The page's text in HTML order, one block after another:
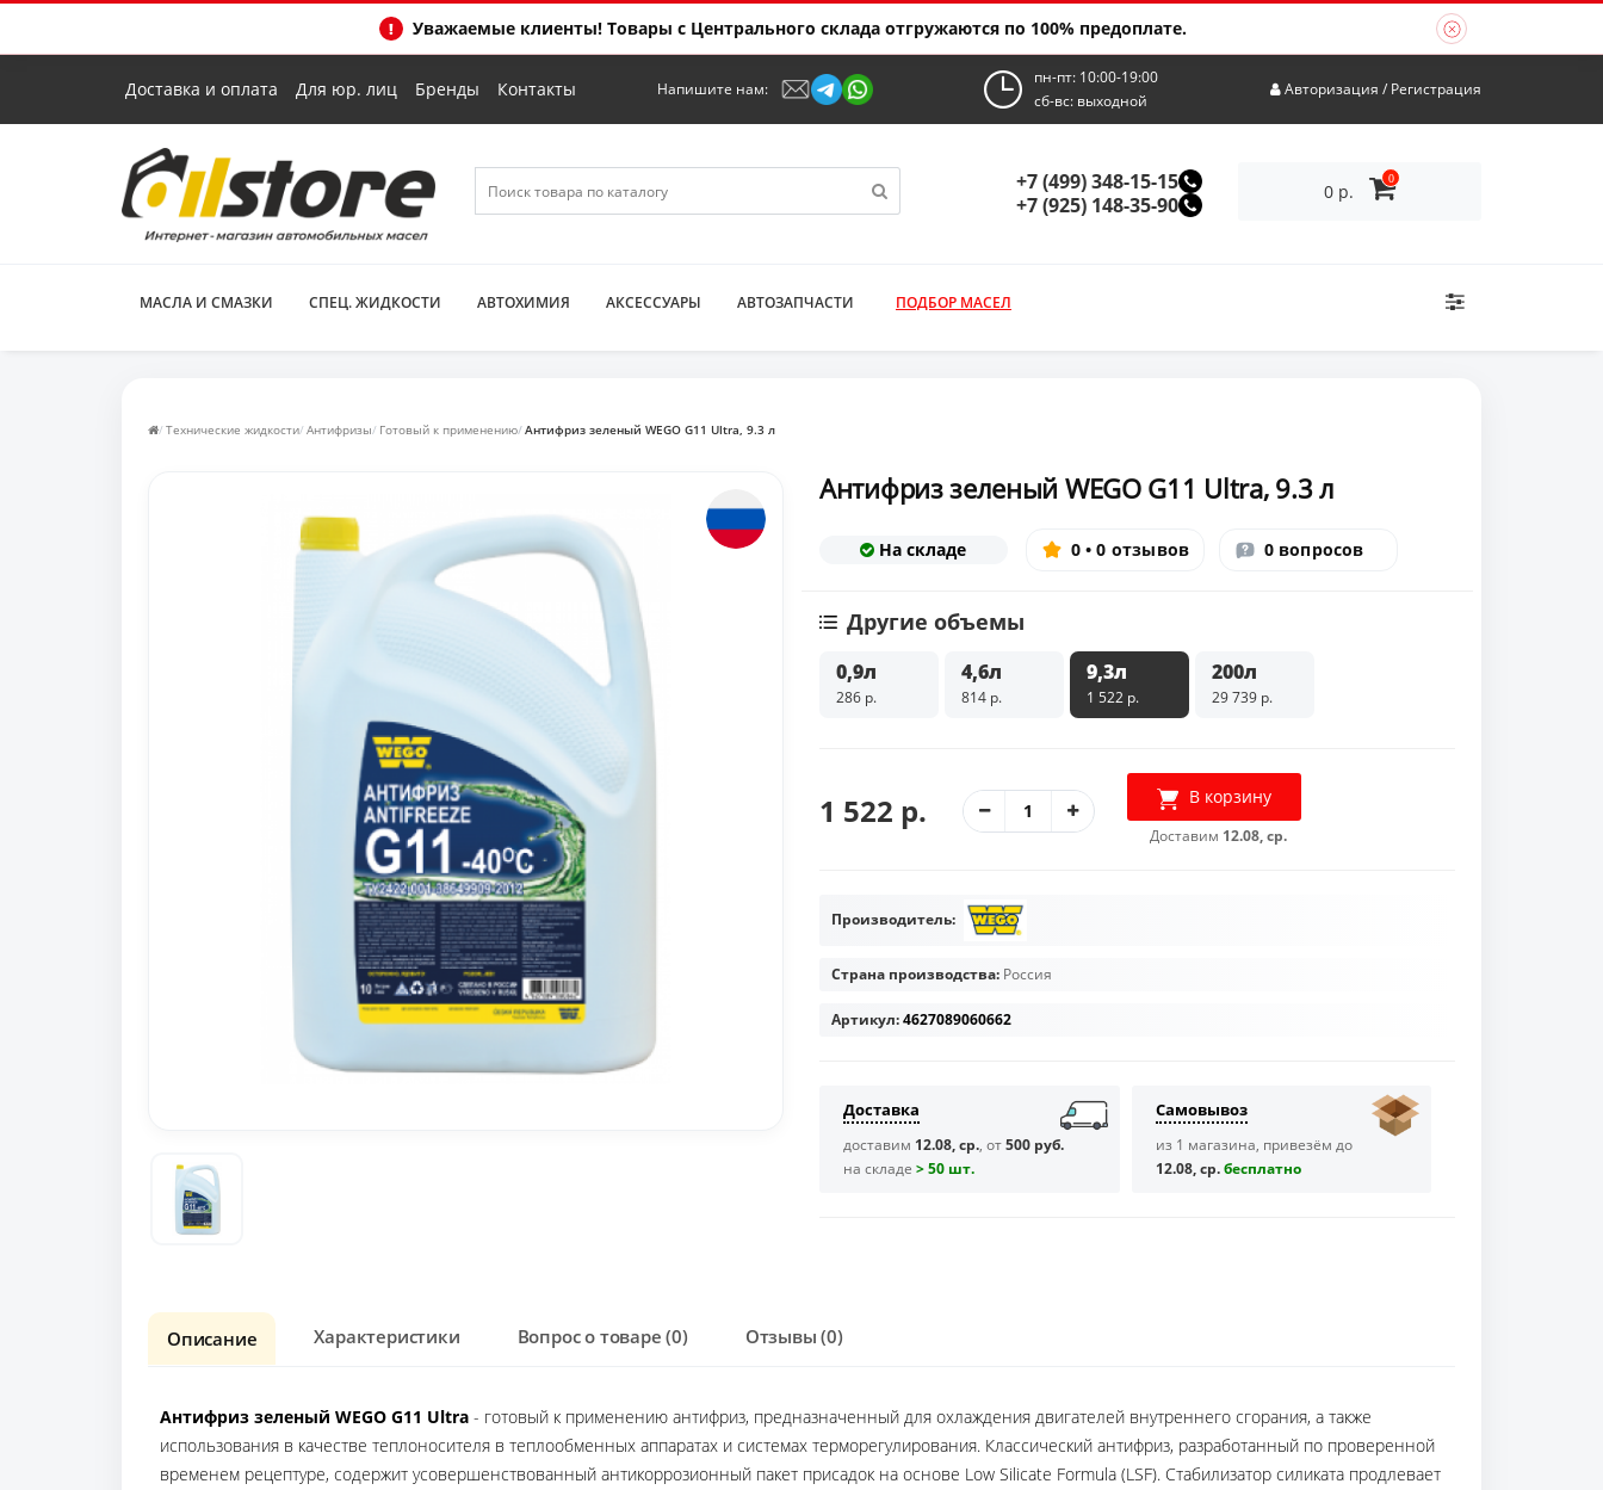
Уважаемые клиенты! Товары с Центрального склада отгружаются по 100% предоплате.
Доставка и оплата Для юр. лиц Бренды Контакты Напишите нам:
пн-пт: 10:00-19:00
сб-вс: выходной
Авторизация / Регистрация
+7 (499) 348-15-15
+7 (925) 148-35-90
0 р.
0
МАСЛА И СМАЗКИ СПЕЦ. ЖИДКОСТИ АВТОХИМИЯ АКСЕССУАРЫ АВТОЗАПЧАСТИ ПОДБОР МАСЕЛ
Технические жидкости Антифризы Готовый к применению Антифриз зеленый WEGO G11 Ultra, 9.3 л
Антифриз зеленый WEGO G11 Ultra, 9.3 л
На складе 0 • 0 отзывов 0 вопросов
Другие объемы
0,9л
286 р.
4,6л
814 р.
9,3л
1 522 р.
200л
29 739 р.
1 522 р. В корзину
Доставим 12.08, ср.
Производитель:
Страна производства: Россия
Артикул:4627089060662
Доставка
доставим 12.08, ср., от500 руб.
на складе > 50 шт.
Самовывоз
из 1 магазина, привезём до
12.08, ср.бесплaтно
Описание Характеристики Вопрос о товаре (0) Отзывы (0)
Антифриз зеленый WEGO G11 Ultra - готовый к применению антифриз, предназначенный для охлаждения двигателей внутреннего сгорания, а также
использования в качестве теплоносителя в теплообменных аппаратах и системах терморегулирования. Классический антифриз, разработанный по проверенной
временем рецептуре, содержит усовершенствованный антикоррозионный пакет присадок на основе Low Silicate Formula (LSF). Стабилизатор силиката продлевает